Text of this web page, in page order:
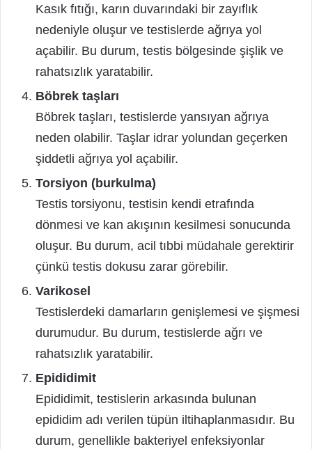
Kasık fıtığı, karın duvarındaki bir zayıflık
nedeniyle oluşur ve testislerde ağrıya yol
açabilir. Bu durum, testis bölgesinde şişlik ve
rahatsızlık yaratabilir.
Böbrek taşları
Böbrek taşları, testislerde yansıyan ağrıya
neden olabilir. Taşlar idrar yolundan geçerken
şiddetli ağrıya yol açabilir.
Torsiyon (burkulma)
Testis torsiyonu, testisin kendi etrafında
dönmesi ve kan akışının kesilmesi sonucunda
oluşur. Bu durum, acil tıbbi müdahale gerektirir
çünkü testis dokusu zarar görebilir.
Varikosel
Testislerdeki damarların genişlemesi ve şişmesi
durumudur. Bu durum, testislerde ağrı ve
rahatsızlık yaratabilir.
Epididimit
Epididimit, testislerin arkasında bulunan
epididim adı verilen tüpün iltihaplanmasıdır. Bu
durum, genellikle bakteriyel enfeksiyonlar